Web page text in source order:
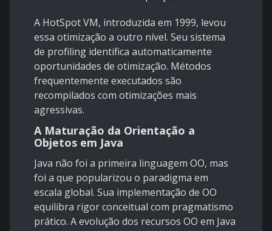
A HotSpot VM, introduzida em 1999, levou
essa otimização a outro nível. Seu sistema
de profiling identifica automaticamente
oportunidades de otimização. Métodos
frequentemente executados são
recompilados com otimizações mais
agressivas.
A Maturação da Orientação a
Objetos em Java
Java não foi a primeira linguagem OO, mas
foi a que popularizou o paradigma em
escala global. Sua implementação de OO
equilibra rigor conceitual com pragmatismo
prático. A evolução dos recursos OO em Java